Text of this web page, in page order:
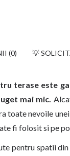
(0) 💡
terase este
mai mic.
toate nevoile
fi folosit si pe
pentru spatii